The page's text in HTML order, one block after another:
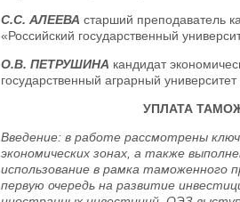
С.С. АЛЕЕВА старший преподаватель
«Российский государственный
О.В. ПЕТРУШИНА кандидат
государственный аграрный
УПЛАТА
Введение: в работе рассмотрены
экономических зонах, а также
использование в рамка таможенного
первую очередь на развитие